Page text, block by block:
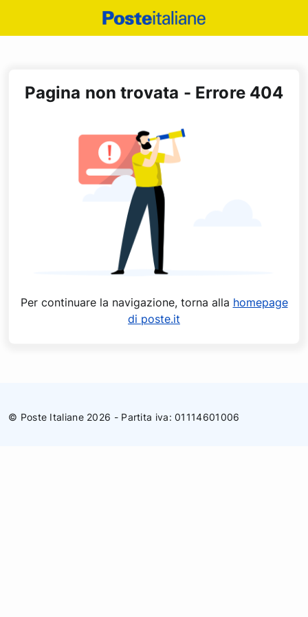
Italiane
Pagina non trovata - Errore 404
Per continuare la navigazione, torna alla homepage
di poste.it
© Poste Italiane 2026 - Partita iva: 01114601006